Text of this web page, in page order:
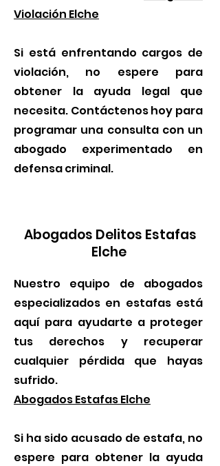
Violación Elche
Si está enfrentando cargos de
violación, no espere para
obtener la ayuda legal que
necesita. Contáctenos hoy para
programar una consulta con un
abogado experimentado en
defensa criminal.
Abogados Delitos Estafas
Elche
Nuestro equipo de abogados
especializados en estafas está
aquí para ayudarte a proteger
tus derechos y recuperar
cualquier pérdida que hayas
sufrido.
Abogados Estafas Elche
Si ha sido acusado de estafa, no
espere para obtener la ayuda